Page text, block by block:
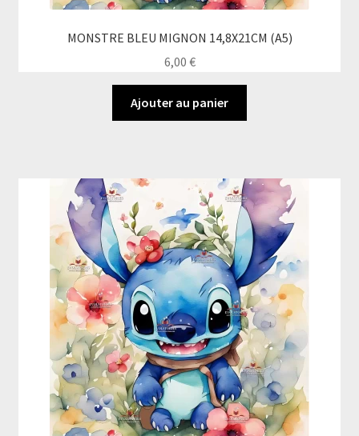
MONSTRE BLEU MIGNON 14,8X21CM (A5)
6,00 €
Ajouter au panier